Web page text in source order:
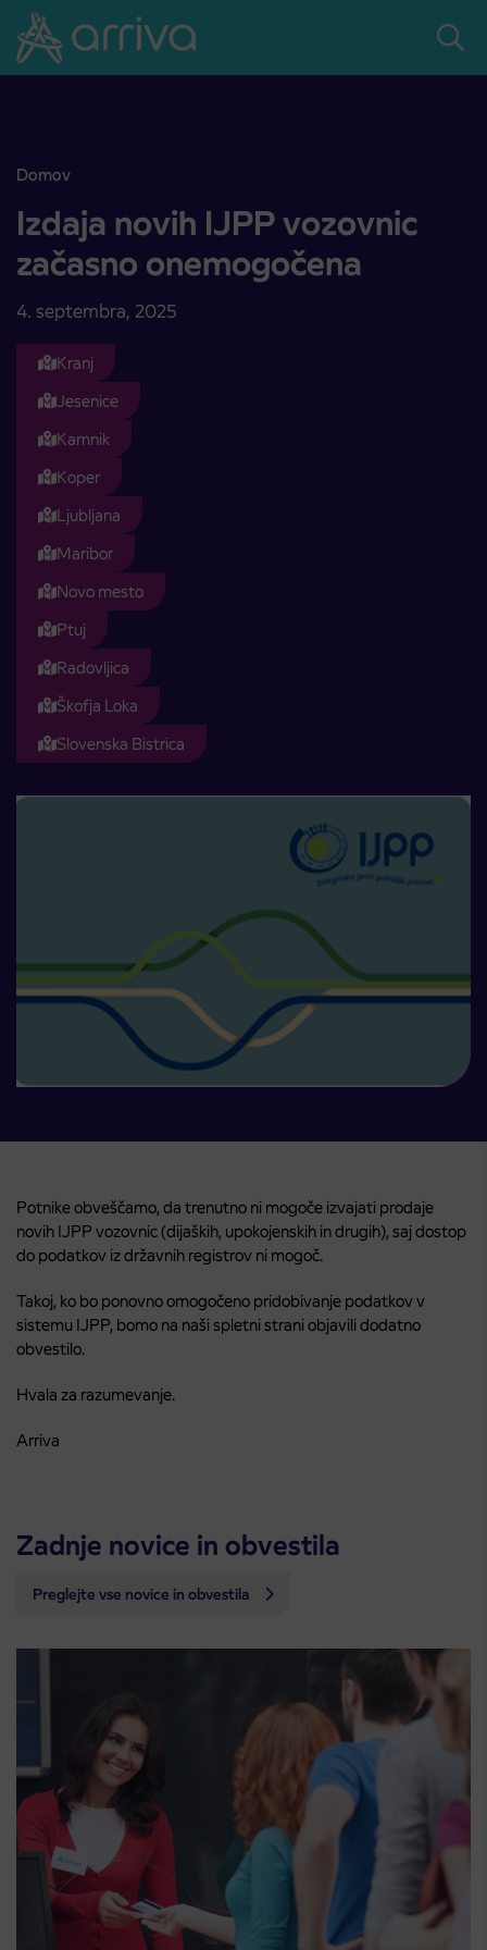
Skoči na vsebino
Domov
Izdaja novih IJPP vozovnic začasno onemogočena
Izdaja novih IJPP vozovnic
začasno onemogočena
4. septembra, 2025
Kranj
Jesenice
Kamnik
Koper
Ljubljana
Maribor
Novo mesto
Ptuj
Radovljica
Škofja Loka
Slovenska Bistrica
Potnike obveščamo, da trenutno ni mogoče izvajati prodaje
novih IJPP vozovnic (dijaških, upokojenskih in drugih), saj dostop
do podatkov iz državnih registrov ni mogoč.
Takoj, ko bo ponovno omogočeno pridobivanje podatkov v
sistemu IJPP, bomo na naši spletni strani objavili dodatno
obvestilo.
Hvala za razumevanje.
Arriva
Zadnje novice in obvestila
Preglejte vse novice in obvestila